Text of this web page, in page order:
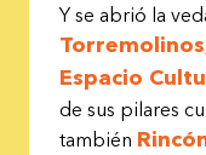
Y se abrió la
Espacio
de sus pilares
también